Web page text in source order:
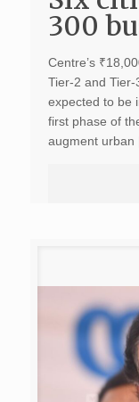
300
Centre’s
Tier-2 and Tier-
expected to be
first phase of
augment